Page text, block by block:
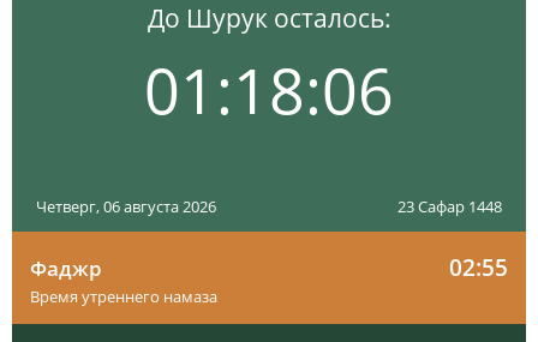
До Шурук осталось:
01:18:05
Четверг, 06 августа 2026 23 Сафар 1448
Фаджр 02:55
Время утреннего намаза